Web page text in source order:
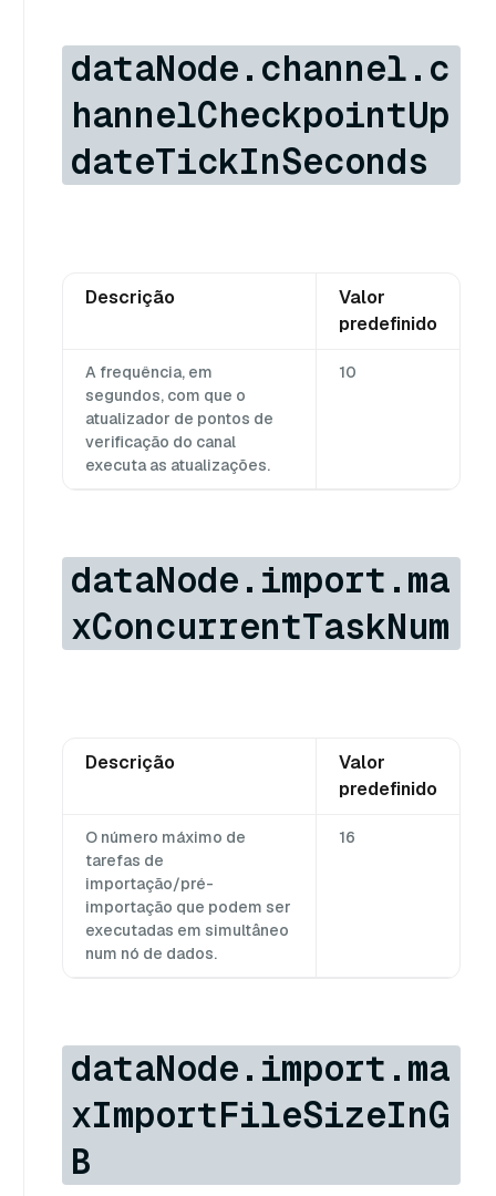
dataNode.channel.c
hannelCheckpointUp
dateTickInSeconds
Descrição
Valor
predefinido
A frequência, em
segundos, com que o
atualizador de pontos de
verificação do canal
executa as atualizações.
10
dataNode.import.ma
xConcurrentTaskNum
Descrição
Valor
predefinido
O número máximo de
tarefas de
importação/pré-
importação que podem ser
executadas em simultâneo
num nó de dados.
16
dataNode.import.ma
xImportFileSizeInG
B